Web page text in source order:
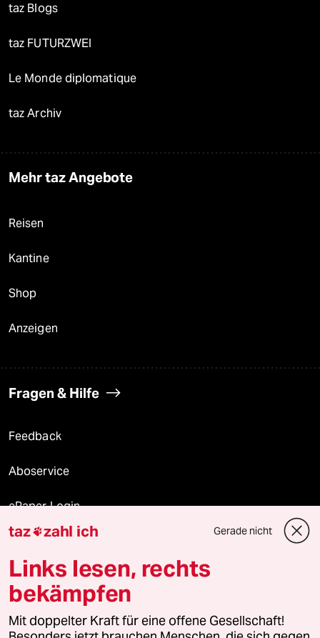
taz Blogs
taz FUTURZWEI
Le Monde diplomatique
taz Archiv
Mehr taz Angebote
Reisen
Kantine
Shop
Anzeigen
Fragen & Hilfe
Feedback
Aboservice
ePaper Login
Downloads für Abonnierende
© 2026 taz Verlags und Vertriebs GmbH
Alle Rechte vorbehalten. Bei rechtlichen Fragen oder für Genehmigungen
wenden Sie sich bitte an
lizenzen@taz.de
taz zahl ich Gerade nicht
Links lesen, rechts
bekämpfen
Mit doppelter Kraft für eine offene Gesellschaft!